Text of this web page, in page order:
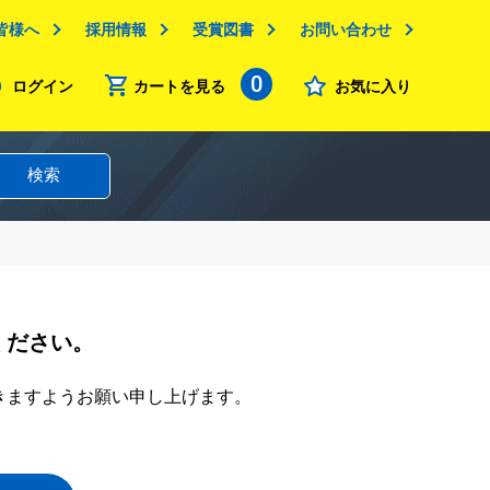
様へ 採用情報 受賞図書 お問い合わせ
ログイン カートを見る 0 お気に入り
検索
さい。
すようお願い申し上げます。